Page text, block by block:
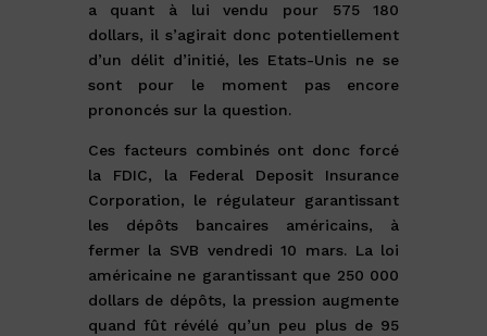
a quant à lui vendu pour 575 180
dollars, il s’agirait donc potentiellement
d’un délit d’initié, les Etats-Unis ne se
sont pour le moment pas encore
prononcés sur la question.
Ces facteurs combinés ont donc forcé
la FDIC, la Federal Deposit Insurance
Corporation, le régulateur garantissant
les dépôts bancaires américains, à
fermer la SVB vendredi 10 mars. La loi
américaine ne garantissant que 250 000
dollars de dépôts, la pression augmente
quand fût révélé qu’un peu plus de 95